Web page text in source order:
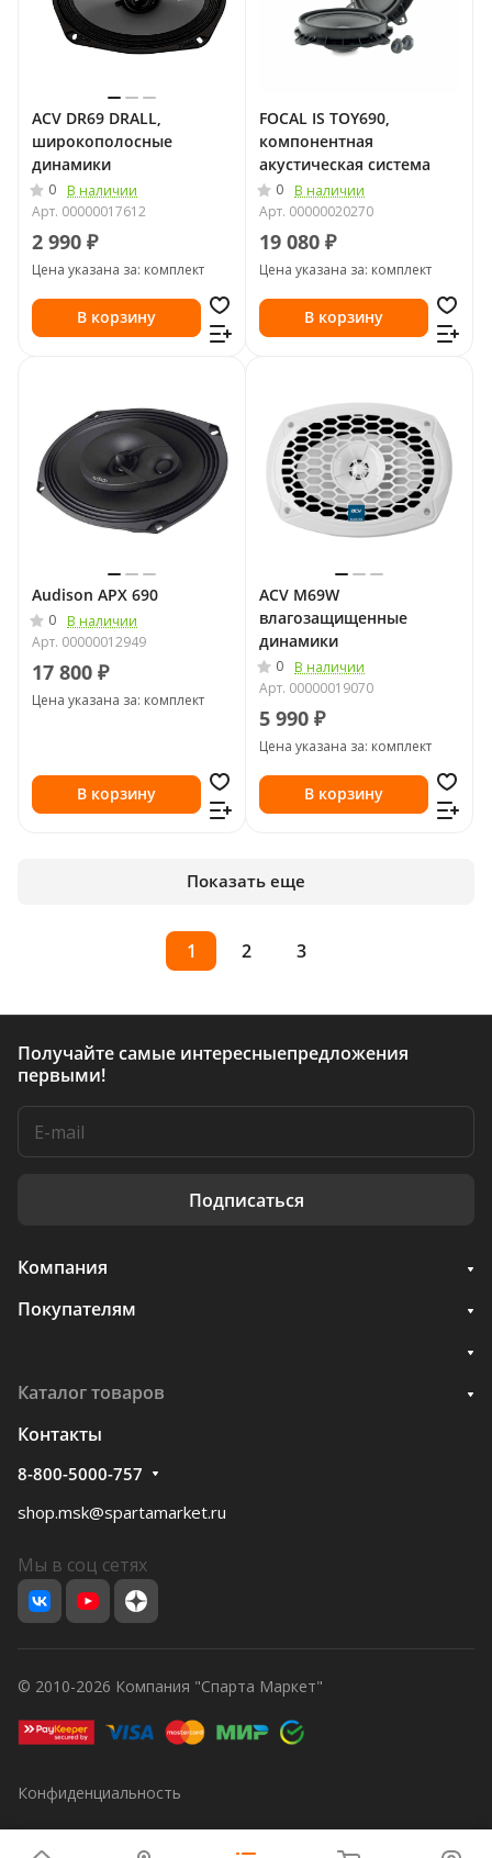
ACV DR69 DRALL,
широкополосные
динамики
0
В наличии
Арт. 00000017612
2 990 ₽
Цена указана за: комплект
В корзину
FOCAL IS TOY690,
компонентная
акустическая система
0
В наличии
Арт. 00000020270
19 080 ₽
Цена указана за: комплект
В корзину
Audison APX 690
0
В наличии
Арт. 00000012949
17 800 ₽
Цена указана за: комплект
В корзину
ACV M69W
влагозащищенные
динамики
0
В наличии
Арт. 00000019070
5 990 ₽
Цена указана за: комплект
В корзину
Показать еще
1 2 3
Получайте самые интересныепредложения
первыми!
Подписаться
Компания
Покупателям
Каталог товаров
Контакты
8-800-5000-757
shop.msk@spartamarket.ru
Мы в соц сетях
© 2010-2026 Компания "Спарта Маркет"
Конфиденциальность